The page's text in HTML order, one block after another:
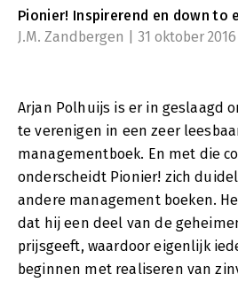
Pionier! Inspirerend en down to
J.M. Zandbergen | 31 oktober 2016
Arjan Polhuijs is er in geslaagd
te verenigen in een zeer
managementboek. En met die
onderscheidt Pionier! zich
andere management boeken.
dat hij een deel van de
prijsgeeft, waardoor eigenlijk
beginnen met realiseren van